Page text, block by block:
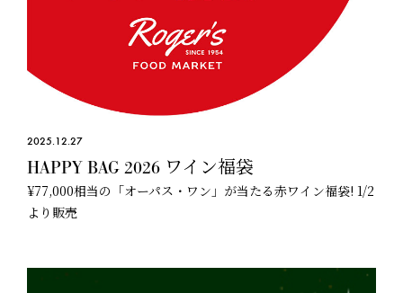
2025.12.27
HAPPY BAG 2026 ワイン福袋
¥77,000相当の「オーパス・ワン」が当たる赤ワイン福袋! 1/2
より販売